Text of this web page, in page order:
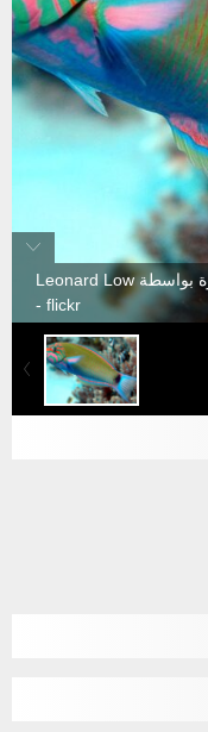
سمك الكيدم الهلالي الصورة بواسطة Leonard Low
- flickr